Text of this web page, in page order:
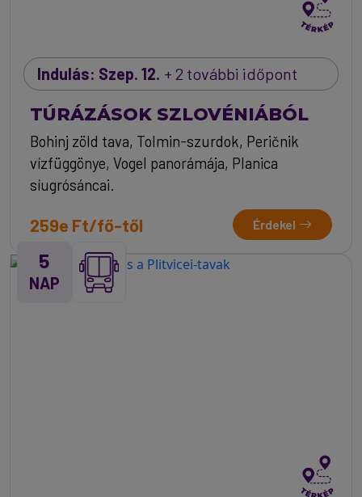
Indulás: Szep. 12. + 2 további időpont
TÚRÁZÁSOK SZLOVÉNIÁBÓL
Bohinj zöld tava, Tolmin-szurdok, Peričnik
vízfüggönye, Vogel panorámája, Planica
síugrósáncai.
259e Ft/fő-től Érdekel
5
NAP